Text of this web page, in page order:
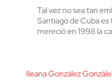
Tal vez no sea tan
Santiago de Cuba
mereció en 1998 la
Ileana González